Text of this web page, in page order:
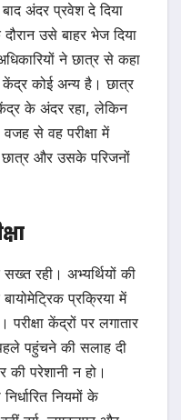
अंदर प्रवेश दे दिया
उसे बाहर भेज दिया
ने छात्र से कहा
केंद्र कोई अन्य है। छात्र
के अंदर रहा, लेकिन
से वह परीक्षा में
छात्र और उसके परिजनों
सख्त रही। अभ्यर्थियों की
प्रक्रिया में
केंद्रों पर लगातार
पहुंचने की सलाह दी
की परेशानी न हो।
नियमों के